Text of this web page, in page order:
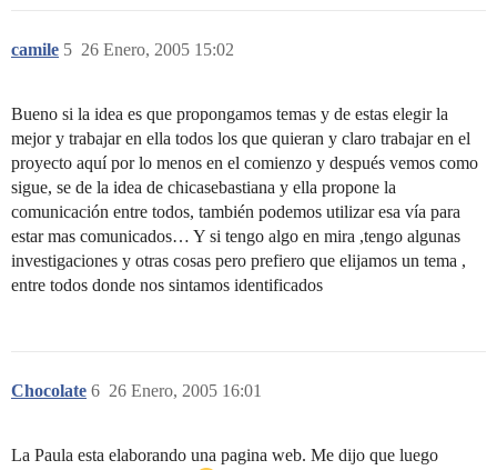
camile 26 Enero, 2005 15:02
5
Bueno si la idea es que propongamos temas y de estas elegir la
mejor y trabajar en ella todos los que quieran y claro trabajar en el
proyecto aquí por lo menos en el comienzo y después vemos como
sigue, se de la idea de chicasebastiana y ella propone la
comunicación entre todos, también podemos utilizar esa vía para
estar mas comunicados… Y si tengo algo en mira ,tengo algunas
investigaciones y otras cosas pero prefiero que elijamos un tema ,
entre todos donde nos sintamos identificados
Chocolate 26 Enero, 2005 16:01
6
La Paula esta elaborando una pagina web. Me dijo que luego